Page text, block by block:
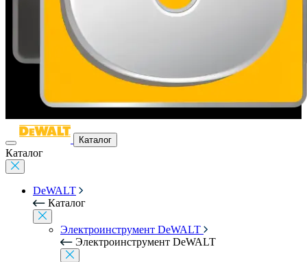
Каталог
Каталог
DeWALT
Каталог
Электроинструмент DeWALT
Электроинструмент DeWALT